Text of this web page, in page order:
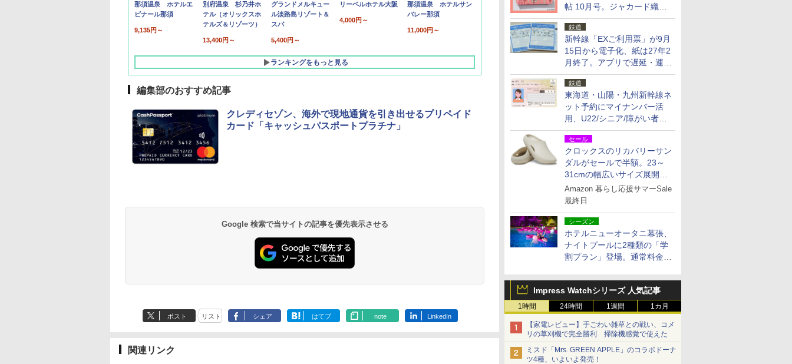
帖 10月号。ジャカード織の
北欧猫デザイン
鉄道
新幹線「EXご利用票」が9月
15日から電子化、紙は27年2
月終了。アプリで遅延・運休
も確認可能に
鉄道
東海道・山陽・九州新幹線ネ
ット予約にマイナンバー活
用、U22/シニア/障がい者割
を9月15日から発売
セール
クロックスのリカバリーサン
ダルがセールで半額。23～
31cmの幅広いサイズ展開、
独自のクッション素材を採用
Amazon 暮らし応援サマーSale
最終日
シーズン
ホテルニューオータニ幕張、
ナイトプールに2種類の「学
割プラン」登場。通常料金の
Impress Watchシリーズ 人気記事
1時間 24時間 1週間 1カ月
【家電レビュー】手ごわい雑草との戦い、コメ
リの草刈機で完全勝利 掃除機感覚で使えた
ミスド「Mrs. GREEN APPLE」のコラボドーナ
ツ4種、いよいよ発売！
那須温泉 ホテルエ
ピナール那須
9,135円～
別府温泉 杉乃井ホ
テル（オリックスホ
テルズ＆リゾーツ）
13,400円～
グランドメルキュー
ル淡路島リゾート＆
スパ
5,400円～
リーベルホテル大阪
4,000円～
那須温泉 ホテルサン
バレー那須
11,000円～
ランキングをもっと見る
10,450円～
19,541円～
7,950円～
5,758円～
編集部のおすすめ記事
クレディセゾン、海外で現地通貨を引き出せるプリペイド
カード「キャッシュパスポートプラチナ」
Google 検索で当サイトの記事を優先表示させる
ポスト リスト シェア はてブ note LinkedIn
関連リンク